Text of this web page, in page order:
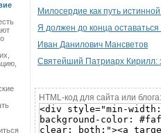
Милосердие как путь
Я должен до конца оставаться
Иван Данилович Мансветов
Святейший Патриарх Кирилл:
HTML-код для сайта или блога: